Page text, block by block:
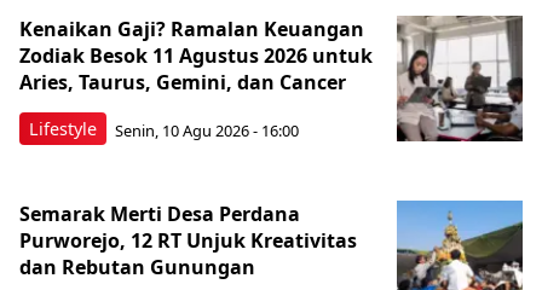
Lifestyle
Kenaikan Gaji? Ramalan Keuangan
Zodiak Besok 11 Agustus 2026 untuk
Aries, Taurus, Gemini, dan Cancer
Senin, 10 Agu 2026 - 16:00
Semarak Merti Desa Perdana
Purworejo, 12 RT Unjuk Kreativitas
dan Rebutan Gunungan